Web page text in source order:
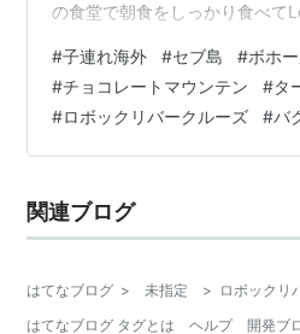
の食堂で朝食をしっかり食べて
クラヨン教会 ホテルオプション
ー」 チョコレートマウンテン ボ
ば欠かせないのがここ、チョコ
コレートのようなカラーの丘が
コレートのチョの字も感じ…
#子連れ海外 #セブ島 #ボホ
#チョコレートマウンテン #タ
#ロボックリバークルーズ #バ
関連ブログ
はてなブログ > 未指定 > ロボックリ
はてなブログ タグとは
ヘルプ 開発ブ